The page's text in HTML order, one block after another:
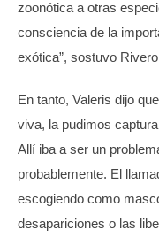
zoonótica a otras
consciencia de la
exótica”, sostuvo
En tanto, Valeris dijo
viva, la pudimos
Allí iba a ser un
probablemente. El
escogiendo como
desapariciones o las